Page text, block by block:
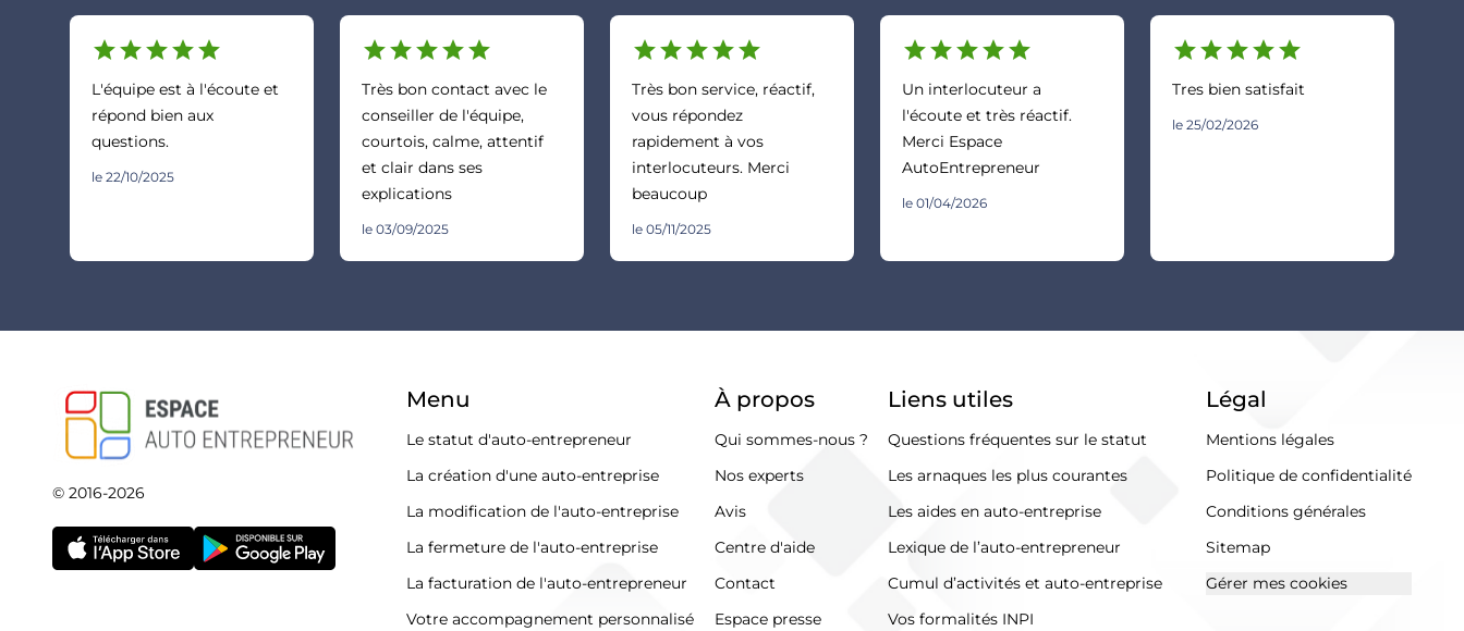
starstarstarstarstar
L'équipe est à l'écoute et
répond bien aux
questions.
le 22/10/2025
starstarstarstarstar
Très bon contact avec le
conseiller de l'équipe,
courtois, calme, attentif
et clair dans ses
explications
le 03/09/2025
starstarstarstarstar
Très bon service, réactif,
vous répondez
rapidement à vos
interlocuteurs. Merci
beaucoup
le 05/11/2025
starstarstarstarstar
Un interlocuteur a
l'écoute et très réactif.
Merci Espace
AutoEntrepreneur
le 01/04/2026
starstarstarstarstar
Tres bien satisfait
le 25/02/2026
© 2016-2026
Menu
Le statut d'auto-entrepreneur
La création d'une auto-entreprise
La modification de l'auto-entreprise
La fermeture de l'auto-entreprise
La facturation de l'auto-entrepreneur
Votre accompagnement personnalisé
À propos
Qui sommes-nous ?
Nos experts
Avis
Centre d'aide
Contact
Espace presse
Liens utiles
Questions fréquentes sur le statut
Les arnaques les plus courantes
Les aides en auto-entreprise
Lexique de l’auto-entrepreneur
Cumul d’activités et auto-entreprise
Vos formalités INPI
Légal
Mentions légales
Politique de confidentialité
Conditions générales
Sitemap
Gérer mes cookies